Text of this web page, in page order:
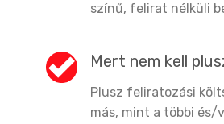
színű, felirat nélküli
Mert nem kell
Plusz feliratozási
más, mint a többi és/